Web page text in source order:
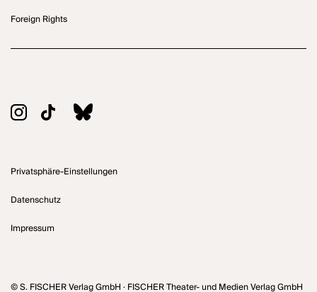
Foreign Rights
Privatsphäre-Einstellungen
Datenschutz
Impressum
© S. FISCHER Verlag GmbH · FISCHER Theater- und Medien Verlag GmbH